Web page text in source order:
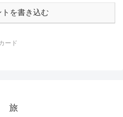
トを書き込む
ード
旅